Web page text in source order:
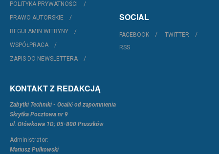
POLITYKA PRYWATNOŚCI
PRAWO AUTORSKIE
REGULAMIN WITRYNY
WSPÓŁPRACA
ZAPIS DO NEWSLETTERA
SOCIAL
FACEBOOK
TWITTER
RSS
KONTAKT Z REDAKCJĄ
Zabytki Techniki - Ocalić od zapomnienia
Skrytka Pocztowa nr 9
ul. Ołówkowa 1D; 05-800 Pruszków
Administrator:
Mariusz Pulkowski